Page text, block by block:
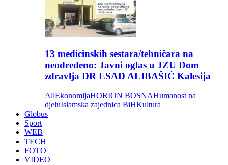
13 medicinskih sestara/tehničara na
neodređeno: Javni oglas u JZU Dom
zdravlja DR ESAD ALIBAŠIĆ Kalesija
AllEkonomijaHORION BOSNAHumanost na
djeluIslamska zajednica BiHKultura
Globus
Sport
WEB
TECH
FOTO
VIDEO